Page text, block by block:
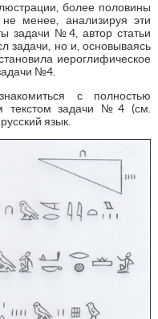
более половины
менее, анализируя эти
задачи №4, автор статьи
задачи, но и, основываясь
иероглифическое
№4.
с полностью
текстом задачи №4 (см.
язык.